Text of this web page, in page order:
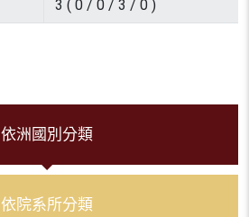
3 ( 0 / 0 / 3 / 0 )
依洲國別分類
依院系所分類